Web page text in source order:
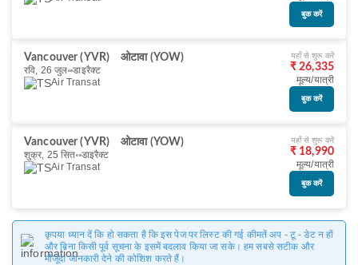
बुक करें
Vancouver (YVR)
ओटावा (YOW)
रवि, 26 जुल॰ डाइरैक्ट
Air Transat
यहाँ से शुरू करें
₹ 26,335
मूल्य/यात्री
बुक करें
Vancouver (YVR)
ओटावा (YOW)
शुक्र, 25 सित॰ डाइरैक्ट
Air Transat
यहाँ से शुरू करें
₹ 18,990
मूल्य/यात्री
बुक करें
कृपया ध्यान दें कि हो सकता है कि इस पेज पर लिस्ट की गई कीमतें अप - टू - डेट न हों
और बिना किसी पूर्व सूचना के इसमें बदलाव किया जा सके। हम सबसे सटीक और
मौजूदा जानकारी देने की कोशिश करते हैं।